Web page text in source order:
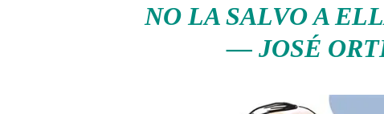
NO LA SALVO A
— JOSÉ